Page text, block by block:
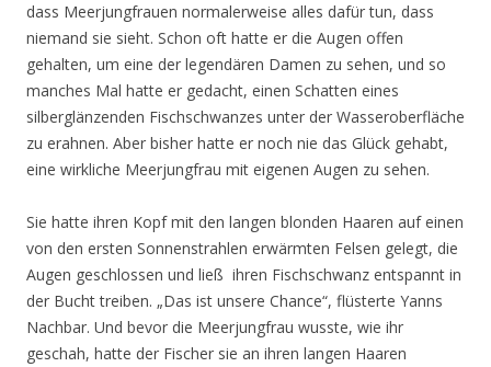
dass Meerjungfrauen normalerweise alles dafür tun, dass
niemand sie sieht. Schon oft hatte er die Augen offen
gehalten, um eine der legendären Damen zu sehen, und so
manches Mal hatte er gedacht, einen Schatten eines
silberglänzenden Fischschwanzes unter der Wasseroberfläche
zu erahnen. Aber bisher hatte er noch nie das Glück gehabt,
eine wirkliche Meerjungfrau mit eigenen Augen zu sehen.
Sie hatte ihren Kopf mit den langen blonden Haaren auf einen
von den ersten Sonnenstrahlen erwärmten Felsen gelegt, die
Augen geschlossen und ließ ihren Fischschwanz entspannt in
der Bucht treiben. „Das ist unsere Chance“, flüsterte Yanns
Nachbar. Und bevor die Meerjungfrau wusste, wie ihr
geschah, hatte der Fischer sie an ihren langen Haaren